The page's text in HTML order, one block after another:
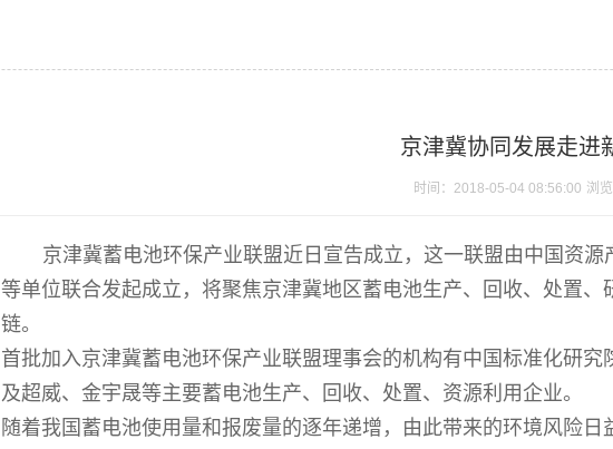
京津冀协同发展走进
时间：2018-05-04 08:56:00 浏
京津冀蓄电池环保产业联盟近日宣告成立，这一联盟由中国资
等单位联合发起成立，将聚焦京津冀地区蓄电池生产、回收、处置
链。
首批加入京津冀蓄电池环保产业联盟理事会的机构有中国标准化研
及超威、金宇晟等主要蓄电池生产、回收、处置、资源利用企业。
随着我国蓄电池使用量和报废量的逐年递增，由此带来的环境风险